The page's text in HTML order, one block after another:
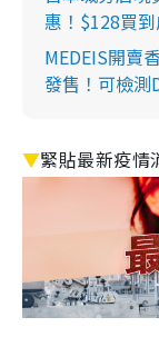
惠！$128買
MEDEIS開賣
發售！可檢
▼緊貼最新疫情